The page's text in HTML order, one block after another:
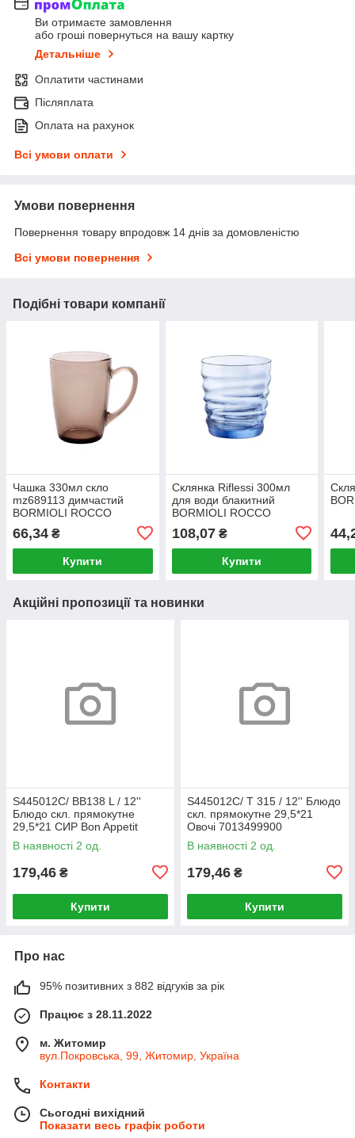
Ви отримаєте замовлення
або гроші повернуться на вашу картку
Детальніше
Оплатити частинами
Післяплата
Оплата на рахунок
Всі умови оплати
Умови повернення
Повернення товару впродовж 14 днів за домовленістю
Всі умови повернення
Подібні товари компанії
Чашка 330мл скло
mz689113 димчастий
BORMIOLI ROCCO
66,34 ₴
Купити
Склянка Riflessi 300мл
для води блакитний
BORMIOLI ROCCO
108,07₴
Купити
Акційні пропозиції та новинки
S445012C/ BB138 L / 12''
Блюдо скл. прямокутне
29,5*21 СИР Bon Appetit
7013499900
В наявності 2 од.
179,46 ₴
Купити
S445012C/ T 315 / 12'' Блюдо
скл. прямокутне 29,5*21
Овочі 7013499900
В наявності 2 од.
179,46 ₴
Купити
Про нас
95% позитивних з 882 відгуків за рік
Працює з 28.11.2022
м. Житомир
вул.Покровська, 99, Житомир, Україна
Контакти
Сьогодні вихідний
Показати весь графік роботи